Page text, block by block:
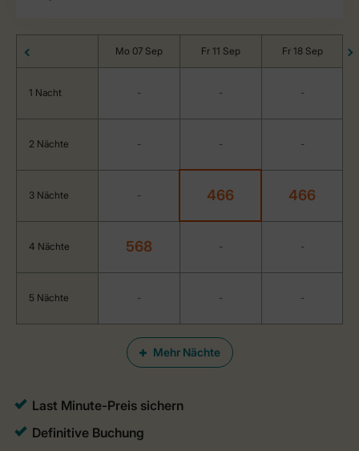
Mehr Nächte
Mo 07 Sep Fr 11 Sep Fr 18 Sep
1 Nacht - - -
2 Nächte - - -
3 Nächte - 466 466
4 Nächte 568 - -
5 Nächte - - -